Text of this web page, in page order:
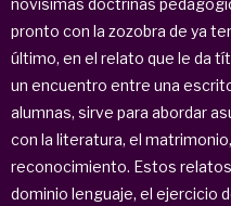
pronto con la zozobra de ya
último, en el relato que le da
un encuentro entre una
alumnas, sirve para abordar
con la literatura, el
reconocimiento. Estos
dominio lenguaje, el ejercicio